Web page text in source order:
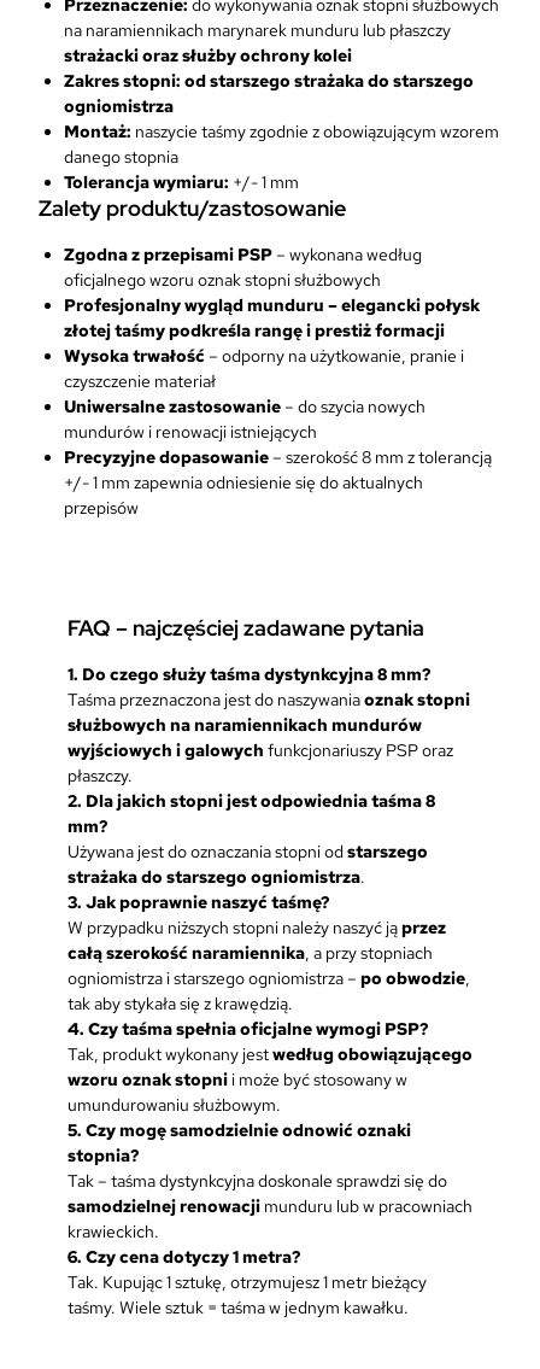
Przeznaczenie: do wykonywania oznak stopni służbowych
na naramiennikach marynarek munduru lub płaszczy
strażacki oraz służby ochrony kolei
Zakres stopni: od starszego strażaka do starszego
ogniomistrza
Montaż: naszycie taśmy zgodnie z obowiązującym wzorem
danego stopnia
Tolerancja wymiaru: +/- 1 mm
Zalety produktu/zastosowanie
Zgodna z przepisami PSP – wykonana według
oficjalnego wzoru oznak stopni służbowych
Profesjonalny wygląd munduru – elegancki połysk
złotej taśmy podkreśla rangę i prestiż formacji
Wysoka trwałość – odporny na użytkowanie, pranie i
czyszczenie materiał
Uniwersalne zastosowanie – do szycia nowych
mundurów i renowacji istniejących
Precyzyjne dopasowanie – szerokość 8 mm z tolerancją
+/- 1 mm zapewnia odniesienie się do aktualnych
przepisów
FAQ – najczęściej zadawane pytania
1. Do czego służy taśma dystynkcyjna 8 mm?
Taśma przeznaczona jest do naszywaniaoznak stopni
służbowych na naramiennikach mundurów
wyjściowych i galowych funkcjonariuszy PSP oraz
płaszczy.
2. Dla jakich stopni jest odpowiednia taśma 8
mm?
Używana jest do oznaczania stopni odstarszego
strażaka do starszego ogniomistrza.
3. Jak poprawnie naszyć taśmę?
W przypadku niższych stopni należy naszyć jąprzez
całą szerokość naramiennika, a przy stopniach
ogniomistrza i starszego ogniomistrza – po obwodzie,
tak aby stykała się z krawędzią.
4. Czy taśma spełnia oficjalne wymogi PSP?
Tak, produkt wykonany jestwedług obowiązującego
wzoru oznak stopni i może być stosowany w
umundurowaniu służbowym.
5. Czy mogę samodzielnie odnowić oznaki
stopnia?
Tak – taśma dystynkcyjna doskonale sprawdzi się do
samodzielnej renowacji munduru lub w pracowniach
krawieckich.
6. Czy cena dotyczy 1 metra?
Tak. Kupując 1 sztukę, otrzymujesz 1 metr bieżący
taśmy. Wiele sztuk = taśma w jednym kawałku.